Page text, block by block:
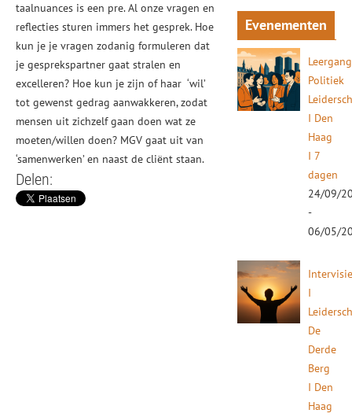
taalnuances is een pre. Al onze vragen en
reflecties sturen immers het gesprek. Hoe
kun je je vragen zodanig formuleren dat
je gesprekspartner gaat stralen en
excelleren? Hoe kun je zijn of haar ‘wil’
tot gewenst gedrag aanwakkeren, zodat
mensen uit zichzelf gaan doen wat ze
moeten/willen doen? MGV gaat uit van
‘samenwerken’ en naast de cliënt staan.
Delen:
Evenementen
Leergang
Politiek
I Den
Haag
I 7
dagen
24/09/
-
06/05/
I
De
Derde
Berg
I Den
Haag